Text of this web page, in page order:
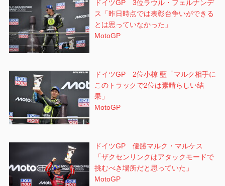
ドイツGP 3位ラウル・フェルナンデ
ス「昨日時点では表彰台争いができる
とは思っていなかった」
MotoGP
ドイツGP 2位小椋 藍「マルク相手に
このトラックで2位は素晴らしい結
果」
MotoGP
ドイツGP 優勝マルク・マルケス
「ザクセンリンクはアタックモードで
挑むべき場所だと思っていた」
MotoGP